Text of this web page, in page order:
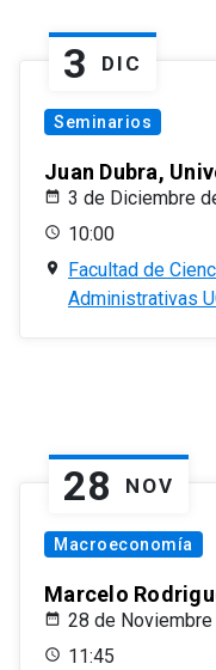
3 DIC
Seminarios
Juan Dubra,
3 de Diciembre
10:00
Facultad de
Administrativas
28 NOV
Macroeconomía
Marcelo
28 de
11:45